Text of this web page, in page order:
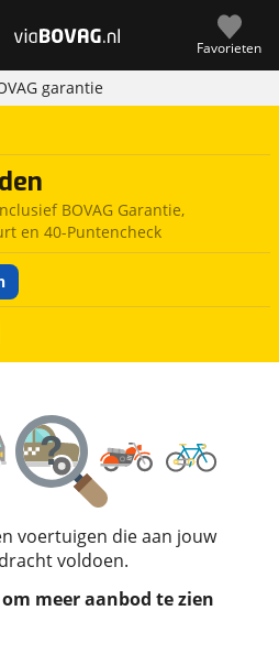
Favorieten
garantie
BOVAG Garantie,
en 40-Puntencheck
voertuigen die aan jouw
voldoen.
meer aanbod te zien